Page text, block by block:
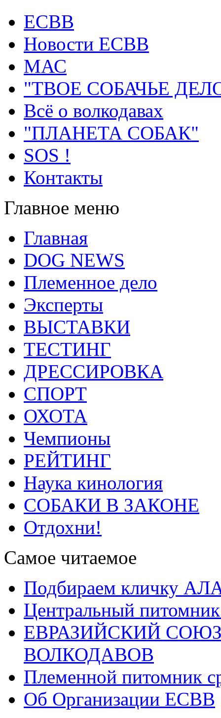
ECВB
Новости ЕСВВ
МАС
"ТВОЕ СОБАЧЬЕ
Всё о волкодавах
"ПЛАНЕТА СОБАК"
SOS !
Контакты
Главное меню
Главная
DOG NEWS
Племенное дело
Эксперты
ВЫСТАВКИ
ТЕСТИНГ
ДРЕССИРОВКА
СПОРТ
ОХОТА
Чемпионы
РЕЙТИНГ
Наука кинология
СОБАКИ В ЗАКОНЕ
Отдохни!
Самое читаемое
Подбираем кличку
Центральный
ЕВРАЗИЙСКИЙ
ВОЛКОДАВОВ
Племенной питомник
Об Организации ЕСВВ